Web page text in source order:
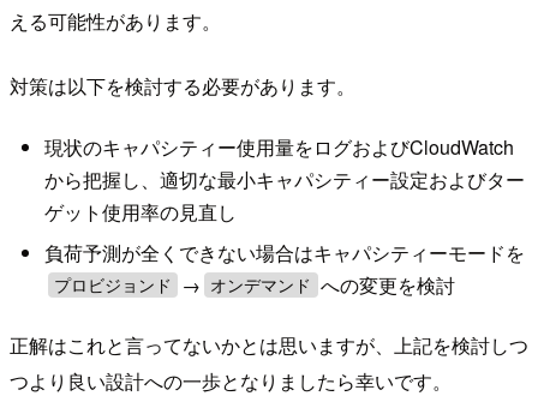
える可能性があります。
対策は以下を検討する必要があります。
現状のキャパシティー使用量をログおよびCloudWatch
から把握し、適切な最小キャパシティー設定およびター
ゲット使用率の見直し
負荷予測が全くできない場合はキャパシティーモードを
プロビジョンド → オンデマンド への変更を検討
正解はこれと言ってないかとは思いますが、上記を検討しつ
つより良い設計への一歩となりましたら幸いです。